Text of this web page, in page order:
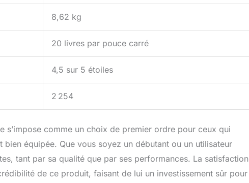
8,62 kg
20 livres par pouce carré
4,5 sur 5 étoiles
2 254
s’impose comme un choix de premier ordre pour ceux qui
équipée. Que vous soyez un débutant ou un utilisateur
tant par sa qualité que par ses performances. La satisfaction
de ce produit, faisant de lui un investissement sûr pour